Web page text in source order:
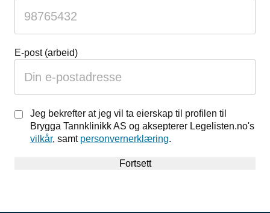
E-post (arbeid)
Jeg bekrefter at jeg vil ta eierskap til profilen til
Brygga Tannklinikk AS og aksepterer Legelisten.no's
vilkår, samt personvernerklæring.